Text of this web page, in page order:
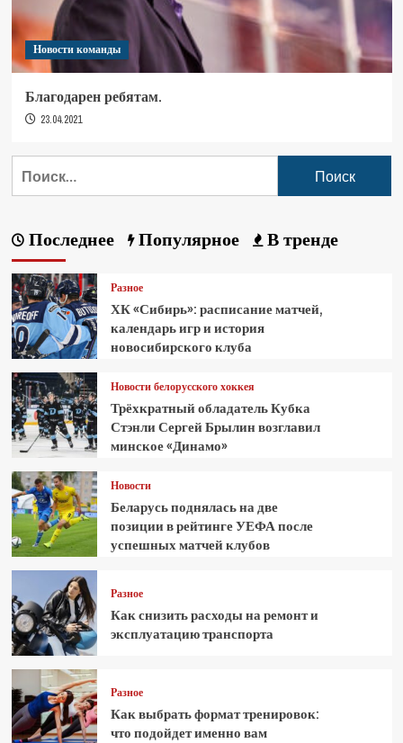
Новости команды
Благодарен ребятам.
23.04.2021
Последнее Популярное В тренде
Разное
ХК «Сибирь»: расписание матчей,
календарь игр и история
новосибирского клуба
Новости белорусского хоккея
Трёхкратный обладатель Кубка
Стэнли Сергей Брылин возглавил
минское «Динамо»
Новости
Беларусь поднялась на две
позиции в рейтинге УЕФА после
успешных матчей клубов
Разное
Как снизить расходы на ремонт и
эксплуатацию транспорта
Разное
Как выбрать формат тренировок:
что подойдет именно вам